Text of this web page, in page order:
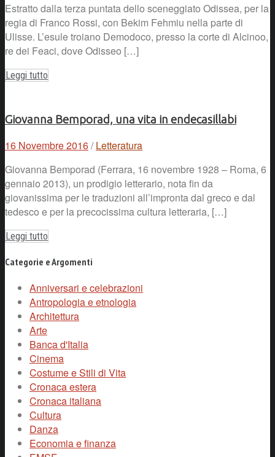
Estratto dalla terza puntata dello sceneggiato Odissea, per la
regia di Franco Rossi, con Bekim Fehmiu nella parte di
Ulisse. L’esule troiano Demodoco, presso la corte di Alcinoo,
re dei Feaci, dove Odisseo […]
Leggi tutto
Giovanna Bemporad, una vita in endecasillabi
16 Novembre 2016/ Letteratura
Giovanna Bemporad (Ferrara, 16 novembre 1928 – Roma, 6
gennaio 2013), un prodigio letterario, nota fin da
giovanissima per le traduzioni all’impronta dal greco e dal
tedesco e per la precocissima cultura letteraria, […]
Leggi tutto
Categorie e Argomenti
Anniversari e celebrazioni
Antropologia e etnologia
Architettura
Arte
Banca d'Italia
Cinema
Costume e Stili di Vita
Cronaca estera
Cronaca italiana
Cultura
Danza
Economia e finanza